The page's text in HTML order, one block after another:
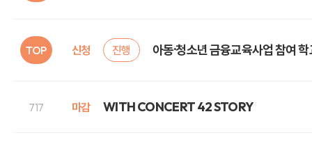
TOP 신청 진행 아동·청소년 금융교육사업 참여
717 마감 WITH CONCERT 42 STORY